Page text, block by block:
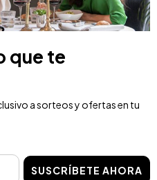
que te
a sorteos y ofertas en tu
SUSCRÍBETE AHORA